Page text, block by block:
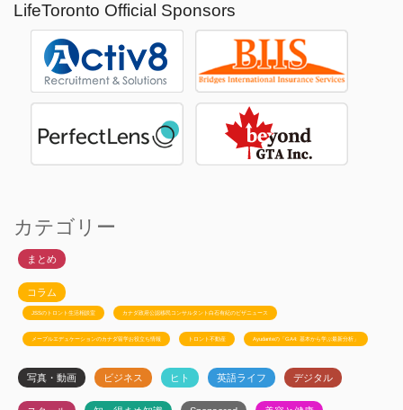
LifeToronto Official Sponsors
カテゴリー
まとめ
コラム
JSSのトロント生活相談室 カナダ政府公認移民コンサルタント白石有紀のビザニュース
メープルエデュケーションのカナダ留学お役立ち情報 トロント不動産 Ayudanteの「GA4: 基本から学ぶ最新分析」
写真・動画 ビジネス ヒト 英語ライフ デジタル